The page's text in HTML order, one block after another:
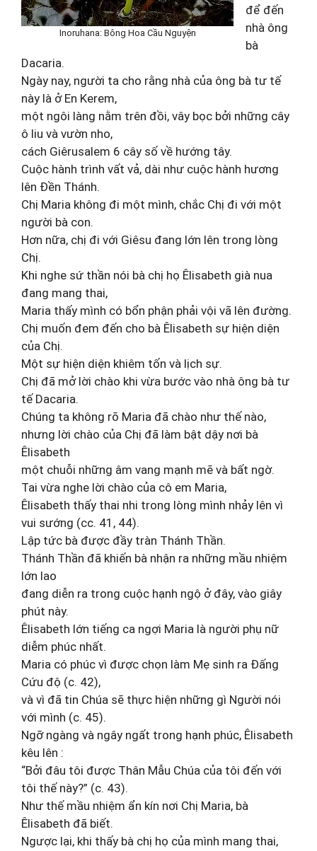
Inoruhana: Bông Hoa Cầu Nguyện
để đến
nhà ông
bà
Dacaria.
Ngày nay, người ta cho rằng nhà của ông bà tư tế
này là ở En Kerem,
một ngôi làng nằm trên đồi, vây bọc bởi những cây
ô liu và vườn nho,
cách Giêrusalem 6 cây số về hướng tây.
Cuộc hành trình vất vả, dài như cuộc hành hương
lên Đền Thánh.
Chị Maria không đi một mình, chắc Chị đi với một
người bà con.
Hơn nữa, chị đi với Giêsu đang lớn lên trong lòng
Chị.
Khi nghe sứ thần nói bà chị họ Êlisabeth già nua
đang mang thai,
Maria thấy mình có bổn phận phải vội vã lên đường.
Chị muốn đem đến cho bà Êlisabeth sự hiện diện
của Chị.
Một sự hiện diện khiêm tốn và lịch sự.
Chị đã mở lời chào khi vừa bước vào nhà ông bà tư
tế Dacaria.
Chúng ta không rõ Maria đã chào như thế nào,
nhưng lời chào của Chị đã làm bật dậy nơi bà
Êlisabeth
một chuỗi những âm vang mạnh mẽ và bất ngờ.
Tai vừa nghe lời chào của cô em Maria,
Êlisabeth thấy thai nhi trong lòng mình nhảy lên vì
vui sướng (cc. 41, 44).
Lập tức bà được đầy tràn Thánh Thần.
Thánh Thần đã khiến bà nhận ra những mầu nhiệm
lớn lao
đang diễn ra trong cuộc hạnh ngộ ở đây, vào giây
phút này.
Êlisabeth lớn tiếng ca ngợi Maria là người phụ nữ
diễm phúc nhất.
Maria có phúc vì được chọn làm Mẹ sinh ra Đấng
Cứu độ (c. 42),
và vì đã tin Chúa sẽ thực hiện những gì Người nói
với mình (c. 45).
Ngỡ ngàng và ngây ngất trong hạnh phúc, Êlisabeth
kêu lên :
“Bởi đâu tôi được Thân Mẫu Chúa của tôi đến với
tôi thế này?” (c. 43).
Như thế mầu nhiệm ẩn kín nơi Chị Maria, bà
Êlisabeth đã biết.
Ngược lại, khi thấy bà chị họ của mình mang thai,